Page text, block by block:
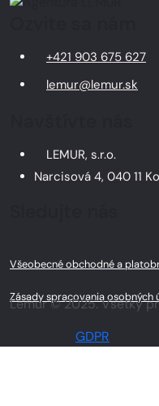
+421 903 675 627
lemur@lemur.sk
LEMUR, s.r.o.
Narcisová 4, 040 11
Všeobecné obchodné a
Zásady spracovania osobných
Lemur © 2025. Všetky
GDPR